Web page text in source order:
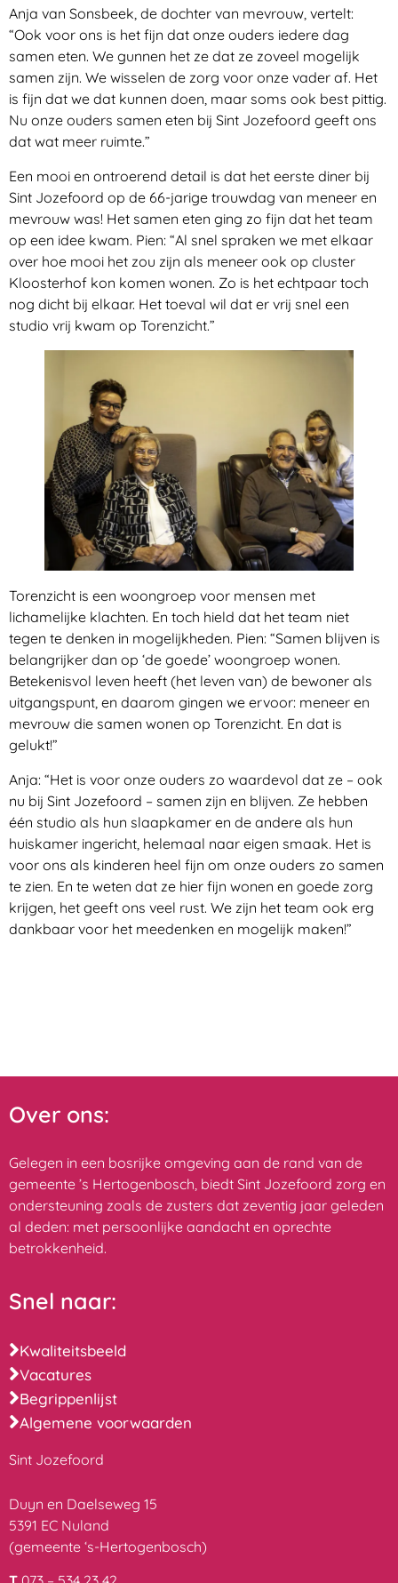
Anja van Sonsbeek, de dochter van mevrouw, vertelt:
“Ook voor ons is het fijn dat onze ouders iedere dag
samen eten. We gunnen het ze dat ze zoveel mogelijk
samen zijn. We wisselen de zorg voor onze vader af. Het
is fijn dat we dat kunnen doen, maar soms ook best pittig.
Nu onze ouders samen eten bij Sint Jozefoord geeft ons
dat wat meer ruimte.”
Een mooi en ontroerend detail is dat het eerste diner bij
Sint Jozefoord op de 66-jarige trouwdag van meneer en
mevrouw was! Het samen eten ging zo fijn dat het team
op een idee kwam. Pien: “Al snel spraken we met elkaar
over hoe mooi het zou zijn als meneer ook op cluster
Kloosterhof kon komen wonen. Zo is het echtpaar toch
nog dicht bij elkaar. Het toeval wil dat er vrij snel een
studio vrij kwam op Torenzicht.”
Torenzicht is een woongroep voor mensen met
lichamelijke klachten. En toch hield dat het team niet
tegen te denken in mogelijkheden. Pien: “Samen blijven is
belangrijker dan op ‘de goede’ woongroep wonen.
Betekenisvol leven heeft (het leven van) de bewoner als
uitgangspunt, en daarom gingen we ervoor: meneer en
mevrouw die samen wonen op Torenzicht. En dat is
gelukt!”
Anja: “Het is voor onze ouders zo waardevol dat ze – ook
nu bij Sint Jozefoord – samen zijn en blijven. Ze hebben
één studio als hun slaapkamer en de andere als hun
huiskamer ingericht, helemaal naar eigen smaak. Het is
voor ons als kinderen heel fijn om onze ouders zo samen
te zien. En te weten dat ze hier fijn wonen en goede zorg
krijgen, het geeft ons veel rust. We zijn het team ook erg
dankbaar voor het meedenken en mogelijk maken!”
Over ons:
Gelegen in een bosrijke omgeving aan de rand van de
gemeente ’s Hertogenbosch, biedt Sint Jozefoord zorg en
ondersteuning zoals de zusters dat zeventig jaar geleden
al deden: met persoonlijke aandacht en oprechte
betrokkenheid.
Snel naar:
Kwaliteitsbeeld
Vacatures
Begrippenlijst
Algemene voorwaarden
Sint Jozefoord
Duyn en Daelseweg 15
5391 EC Nuland
(gemeente ‘s-Hertogenbosch)